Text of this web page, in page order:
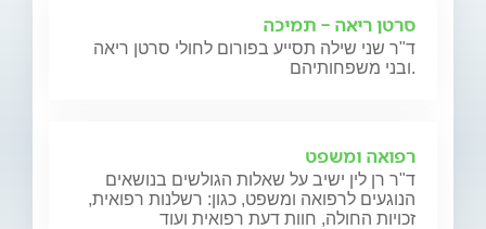
סרטן ריאה - תמיכה
ד"ר שני שילה תסייע בפורום לחולי סרטן ריאה
ובני משפחותיהם.
רפואה ומשפט
ד"ר רן לין ישיב על שאלות הגולשים בנושאים
הנוגעים לרפואה ומשפט, כגון: רשלנות רפואית,
זכויות החולה, חוות דעת רפואית ועוד